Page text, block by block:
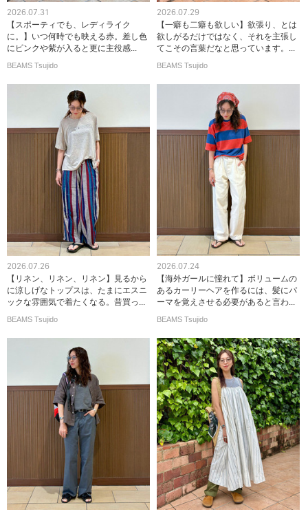
2026.07.31
【スポーティでも、レディライク
に。】いつ何時でも映える赤。差し色
にピンクや紫が入ると更に主役感...
BEAMS Tsujido
2026.07.29
【一癖も二癖も欲しい】欲張り、とは
欲しがるだけではなく、それを主張し
てこその言葉だなと思っています。...
BEAMS Tsujido
2026.07.26
【リネン、リネン、リネン】見るから
に涼しげなトップスは、たまにエスニ
ックな雰囲気で着たくなる。昔買っ...
BEAMS Tsujido
2026.07.24
【海外ガールに憧れて】ボリュームの
あるカーリーヘアを作るには、髪にパ
ーマを覚えさせる必要があると言わ...
BEAMS Tsujido